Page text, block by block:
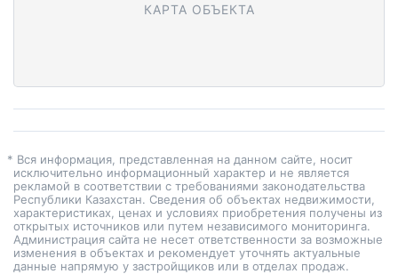
КАРТА ОБЪЕКТА
* Вся информация, представленная на данном сайте, носит
исключительно информационный характер и не является
рекламой в соответствии с требованиями законодательства
Республики Казахстан. Сведения об объектах недвижимости,
характеристиках, ценах и условиях приобретения получены из
открытых источников или путем независимого мониторинга.
Администрация сайта не несет ответственности за возможные
изменения в объектах и рекомендует уточнять актуальные
данные напрямую у застройщиков или в отделах продаж.